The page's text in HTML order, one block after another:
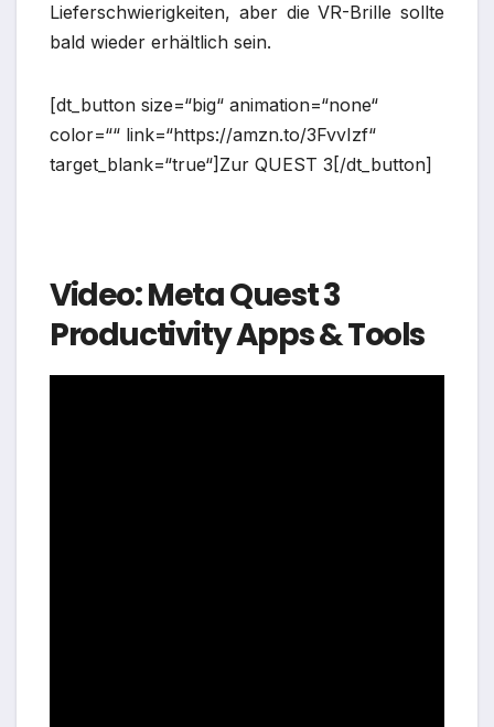
Lieferschwierigkeiten, aber die VR-Brille sollte
bald wieder erhältlich sein.
[dt_button size=“big“ animation=“none“
color=““ link=“https://amzn.to/3FvvIzf“
target_blank=“true“]Zur QUEST 3[/dt_button]
Video: Meta Quest 3
Productivity Apps & Tools